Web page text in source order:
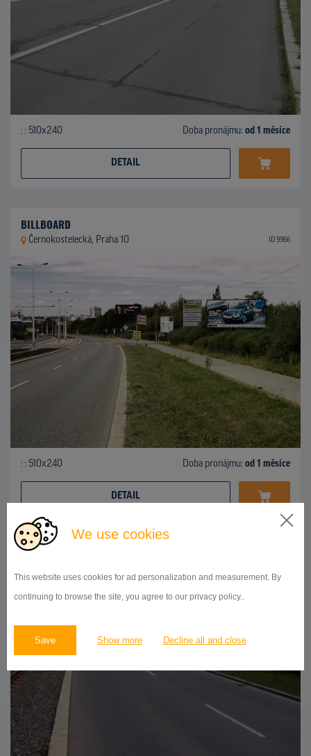
We use cookies
This website uses cookies for ad personalization and measurement. By
continuing to browse the site, you agree to our privacy policy..
Save Show more Decline all and close
510x240 Doba pronájmu: od 1 měsíce
DETAIL
BILLBOARD
Černokostelecká, Praha 10 ID 9966
510x240 Doba pronájmu: od 1 měsíce
DETAIL
Černokostelecká sm. Průmyslová, Praha 10 ID 9967